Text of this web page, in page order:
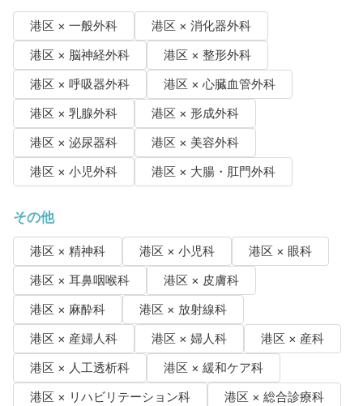
港区 × 一般外科
港区 × 消化器外科
港区 × 脳神経外科
港区 × 整形外科
港区 × 呼吸器外科
港区 × 心臓血管外科
港区 × 乳腺外科
港区 × 形成外科
港区 × 泌尿器科
港区 × 美容外科
港区 × 小児外科
港区 × 大腸・肛門外科
その他
港区 × 精神科 港区 × 小児科
港区 × 眼科
港区 × 耳鼻咽喉科
港区 × 皮膚科
港区 × 麻酔科
港区 × 放射線科
港区 × 産婦人科
港区 × 婦人科
港区 × 産科
港区 × 人工透析科
港区 × 緩和ケア科
港区 × リハビリテーション科
港区 × 総合診療科